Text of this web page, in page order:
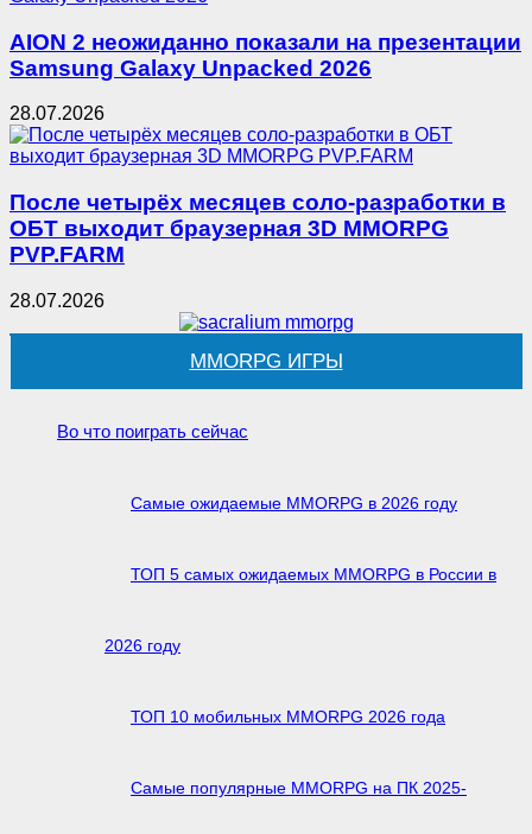
AION 2 неожиданно показали на презентации
Samsung Galaxy Unpacked 2026
28.07.2026
После четырёх месяцев соло-разработки в
ОБТ выходит браузерная 3D MMORPG
PVP.FARM
28.07.2026
MMORPG ИГРЫ
Во что поиграть сейчас
Самые ожидаемые MMORPG в 2026 году
ТОП 5 самых ожидаемых MMORPG в России в
2026 году
ТОП 10 мобильных MMORPG 2026 года
Самые популярные MMORPG на ПК 2025-